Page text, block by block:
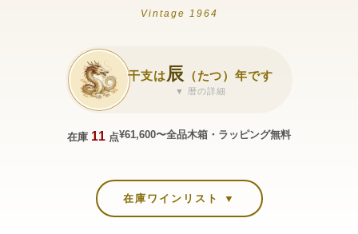
Vintage 1964
干支は辰 （たつ）年です
▼ 暦の詳細
在庫 11 点¥61,600〜全品木箱・ラッピング無料
在庫ワインリスト ▼